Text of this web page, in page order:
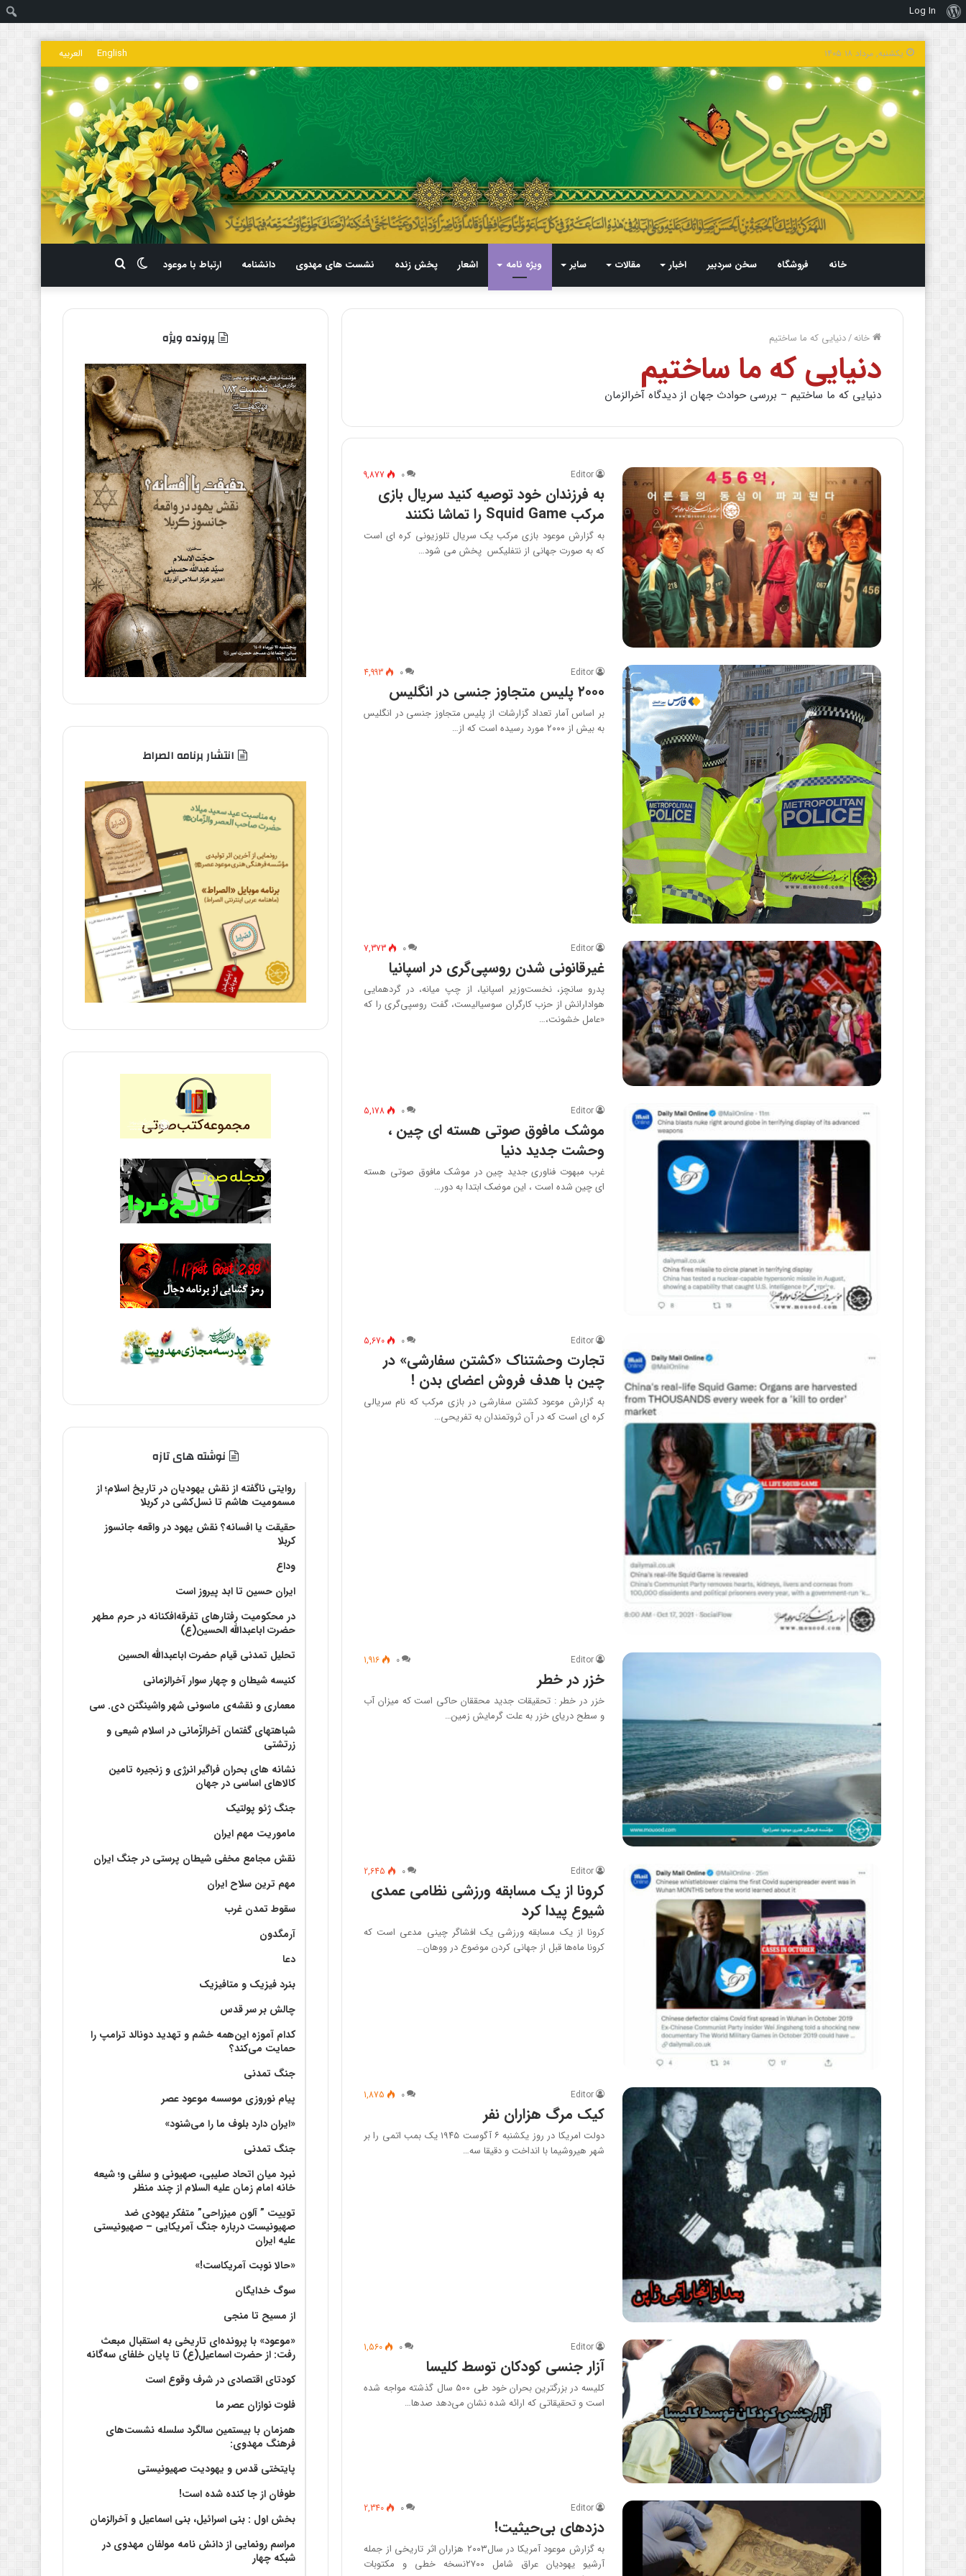
درباره
وردپرس
Log In
یکشنبه, مرداد ۱۸ ۱۴۰۵ English العربیه
خانه فروشگاه سخن سردبیر اخبار مقالات سایر ویژه نامه اشعار پخش زنده نشست های مهدوی دانشنامه ارتباط با موعود
برای
تغییر
پوسته
خانه/دنیایی که ما ساختیم
دنیایی که ما ساختیم
دنیایی که ما ساختیم – بررسی حوادث جهان از دیدگاه آخرالزمان
Editor ۰ 9,877
به فرزندان خود توصیه کنید سریال بازی
مرکب Squid Game را تماشا نکنند
به گزارش موعود بازی مرکب یک سریال تلوزیونی کره ای است
که به صورت جهانی از نتفلیکس پخش می شود…
Editor ۰ 4,993
۲۰۰۰ پلیس متجاوز جنسی در انگلیس
بر اساس آمار تعداد گزارشات از پلیس متجاوز جنسی در انگلیس
به بیش از ۲۰۰۰ مورد رسیده است که از…
Editor ۰ 7,373
غیرقانونی شدن روسپی‌گری در اسپانیا
پدرو سانچز، نخست‌وزیر اسپانیا، از چپ میانه، در گردهمایی
هوادارانش از حزب کارگران سوسیالیست، گفت روسپی‌گری را که
«عامل خشونت،…
Editor ۰ 5,178
موشک مافوق صوتی هسته ای چین ،
وحشت جدید دنیا
غرب مبهوت فناوری جدید چین در موشک مافوق صوتی هسته
ای چین شده است ، این موضک ابتدا به دور…
Editor ۰ 5,670
تجارت وحشتناک «کشتن سفارشی» در
چین با هدف فروش اعضای بدن !
به گزارش موعود کشتن سفارشی در بازی مرکب که نام سریالی
کره ای است که در آن ثروتمندان به تفریحی…
Editor ۰ 1,916
خزر در خطر
خزر در خطر : تحقیقات جدید محققان حاکی است که میزان آب
و سطح دریای خزر به علت گرمایش زمین…
Editor ۰ 2,645
کرونا از یک مسابقه ورزشی نظامی عمدی
شیوع پیدا کرد
کرونا از یک مسابقه ورزشی یک افشاگر چینی مدعی است که
کرونا ماه‌ها قبل از جهانی کردن موضوع در ووهان…
Editor ۰ 1,875
کیک مرگ هزاران نفر
دولت امریکا در روز یکشنبه ۶ آگوست ۱۹۴۵ یک بمب اتمی را بر
شهر هیروشیما با انداخت و دقیقا سه…
Editor ۰ 1,560
آزار جنسی کودکان توسط کلیسا
کلیسه در بزرگترین بحران خود طی ۵۰۰ سال گذشته مواجه شده
است و تحقیقاتی که ارائه شده نشان می‌دهد صدها…
Editor ۰ 2,340
دزدهای بی‌حیثیت!
به گزارش موعود آمریکا در سال۲۰۰۳ هزاران اثر تاریخی از جمله
آرشیو یهودیان عراق شامل ۲۷۰۰نسخه خطی و مکتوبات
پرونده ویژه
انتشار برنامه الصراط
نوشته های تازه
روایتی ناگفته از نقش یهودیان در تاریخ اسلام؛ از
مسمومیت هاشم تا نسل‌کشی در کربلا
حقیقت یا افسانه؟‌ نقش یهود در واقعه جانسوز
کربلا
وداع
ایران حسین تا ابد پیروز است
در محکومیت رفتارهای تفرقه‌افکنانه در حرم مطهر
حضرت اباعبدالله الحسین(ع)
تحلیل تمدنی قیام حضرت اباعبدالله الحسین
کنیسه شیطان و چهار سوار آخرالزمانی
معماری و نقشه‌ی ماسونی شهر واشينگتن دی. سی
شباهتهای گفتمان آخر‌الزّمانی در اسلام شیعی و
زرتشتی
نشانه های بحران فراگیر انرژی و زنجیره تامین
کالاهای اساسی در جهان
جنگ ژئو پولتیک
ماموریت مهم ایران
نقش مجامع مخفی شیطان پرستی در جنگ ایران
مهم ترین سلاح ایران
سقوط تمدن غرب
آرمگدون
دعا
بنرد فیزیک و متافیزیک
چالش بر سر قدس
کدام آموزه این‌همه خشم و تهدید دونالد ترامپ را
حمایت می‌کند؟
جنگ تمدنی
پیام نوروزی موسسه موعود عصر
«ایران دارد بلوف ما را می‌شنود»
جنگ تمدنی
نبرد میان اتحاد صلیبی، صهیونی و سلفی و؛ شیعه
خانه امام زمان علیه السلام از چند منظر
توییت ” آلون میزراحی” متفکر یهودی ضد
صهیونیست درباره جنگ آمریکایی – صهیونیستی
علیه ایران
«حالا نوبت آمریکاست!»
سوگ خدایگان
از مسیح تا منجی
«موعود» با پرونده‌ای تاریخی به استقبال مبعث
رفت: از حضرت اسماعیل(ع) تا پایان خلفای سه‌گانه
کودتای اقتصادی در شرف وقوع است
فلوت نوازان عصر ما
همزمان با بیستمین سالگرد سلسله نشست‌های
فرهنگ مهدوی:‌
پایتختی قدس و یهودیت صهیونیستی
طوفان از جا کنده شده است!
بخش اول : بنی اسرائیل، بنی اسماعیل و آخرالزمان
مراسم رونمایی از دانش نامه مولفان مهدوی در
شبکه چهار